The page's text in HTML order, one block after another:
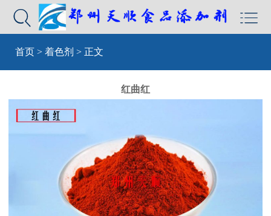


首页 > 着色剂 > 正文
红曲红